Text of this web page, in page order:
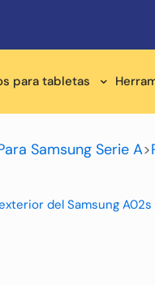
para tabletas
Samsung Serie A>